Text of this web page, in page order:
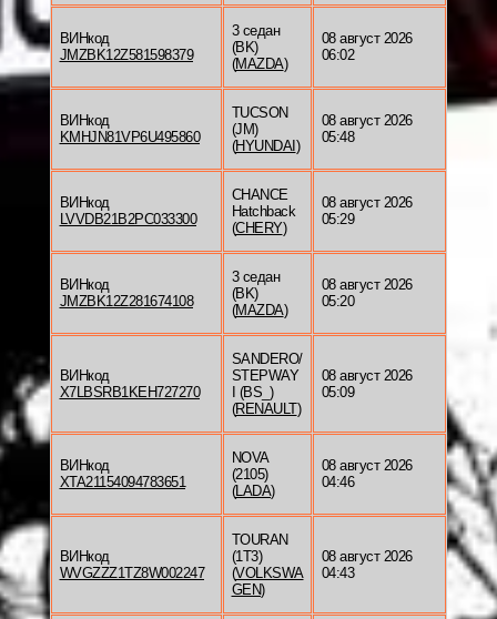
ВИНкод
JMZBK12Z581598379
3 седан
(BK)
(MAZDA)
08 август 2026
06:02
ВИНкод
KMHJN81VP6U495860
TUCSON
(JM)
(HYUNDAI )
08 август 2026
05:48
ВИНкод
LVVDB21B2PC033300
CHANCE
Hatchback
(CHERY)
08 август 2026
05:29
ВИНкод
JMZBK12Z281674108
3 седан
(BK)
(MAZDA)
08 август 2026
05:20
ВИНкод
X7LBSRB1KEH727270
SANDERO/
STEPWAY
I (BS_)
(RENAULT)
08 август 2026
05:09
ВИНкод
XTA21154094783651
NOVA
(2105)
(LADA)
08 август 2026
04:46
ВИНкод
WVGZZZ1TZ8W002247
TOURAN
(1T3)
(VOLKSWA
GEN)
08 август 2026
04:43